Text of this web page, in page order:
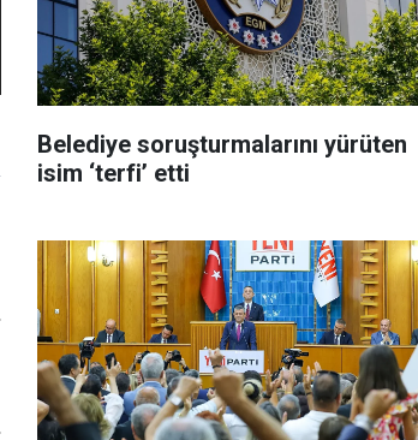
Belediye soruşturmalarını yürüten
isim ‘terfi’ etti